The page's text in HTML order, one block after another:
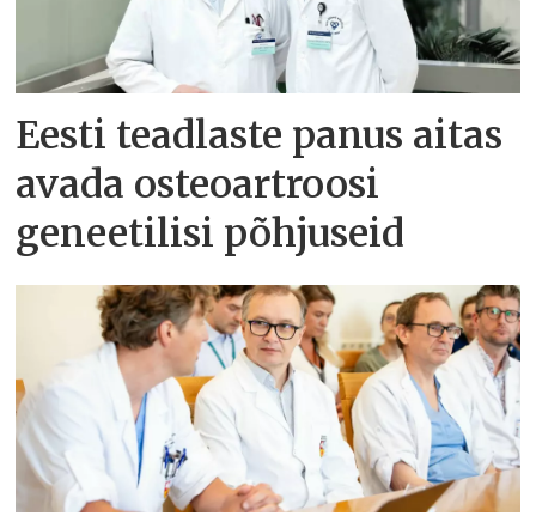
Eesti teadlaste panus aitas
avada osteoartroosi
geneetilisi põhjuseid